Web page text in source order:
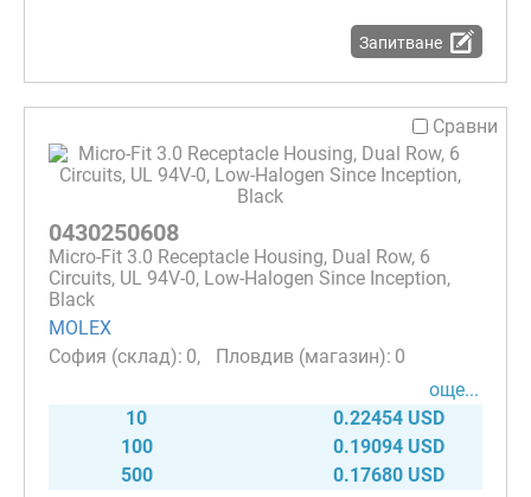
Запитване
Сравни
0430250608
Micro-Fit 3.0 Receptacle Housing, Dual Row, 6
Circuits, UL 94V-0, Low-Halogen Since Inception,
Black
MOLEX
0
0
още...
10
0.22454 USD
100
0.19094 USD
500
0.17680 USD